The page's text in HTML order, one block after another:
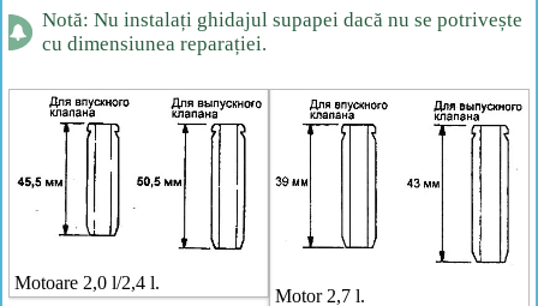
Notă: Nu instalați ghidajul supapei dacă nu se potrivește
cu dimensiunea reparației.
Motoare 2,0 l/2,4 l.
Motor 2,7 l.